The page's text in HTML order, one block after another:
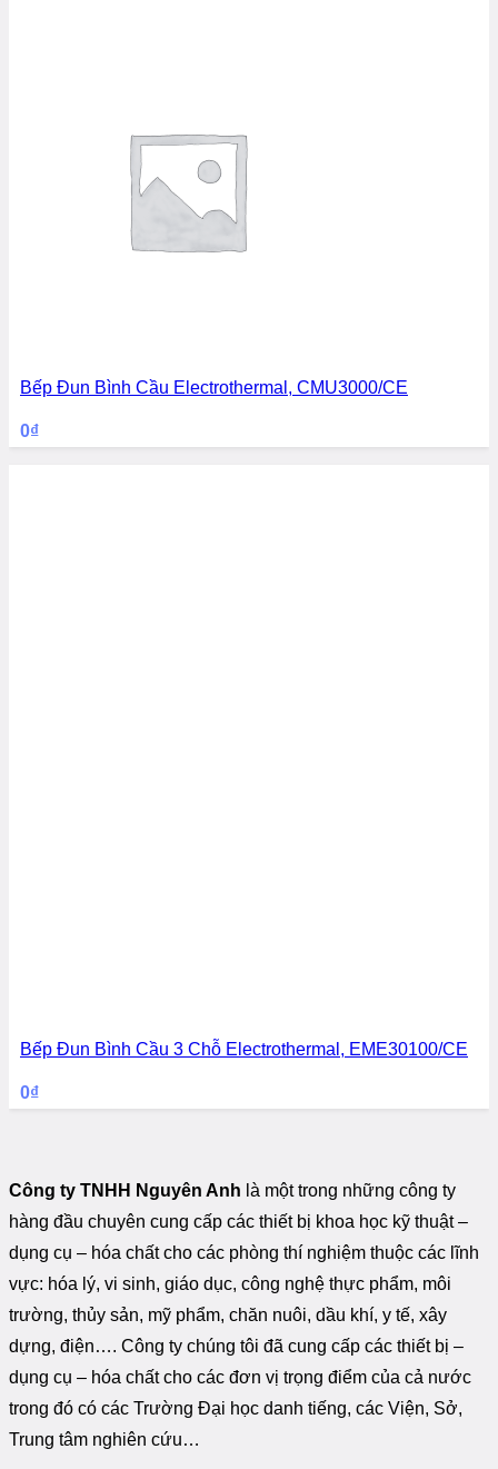
Bếp Đun Bình Cầu Electrothermal, CMU3000/CE
0₫
Bếp Đun Bình Cầu 3 Chỗ Electrothermal, EME30100/CE
0₫
Công ty TNHH Nguyên Anh là một trong những công ty
hàng đầu chuyên cung cấp các thiết bị khoa học kỹ thuật –
dụng cụ – hóa chất cho các phòng thí nghiệm thuộc các lĩnh
vực: hóa lý, vi sinh, giáo dục, công nghệ thực phẩm, môi
trường, thủy sản, mỹ phẩm, chăn nuôi, dầu khí, y tế, xây
dựng, điện…. Công ty chúng tôi đã cung cấp các thiết bị –
dụng cụ – hóa chất cho các đơn vị trọng điểm của cả nước
trong đó có các Trường Đại học danh tiếng, các Viện, Sở,
Trung tâm nghiên cứu…